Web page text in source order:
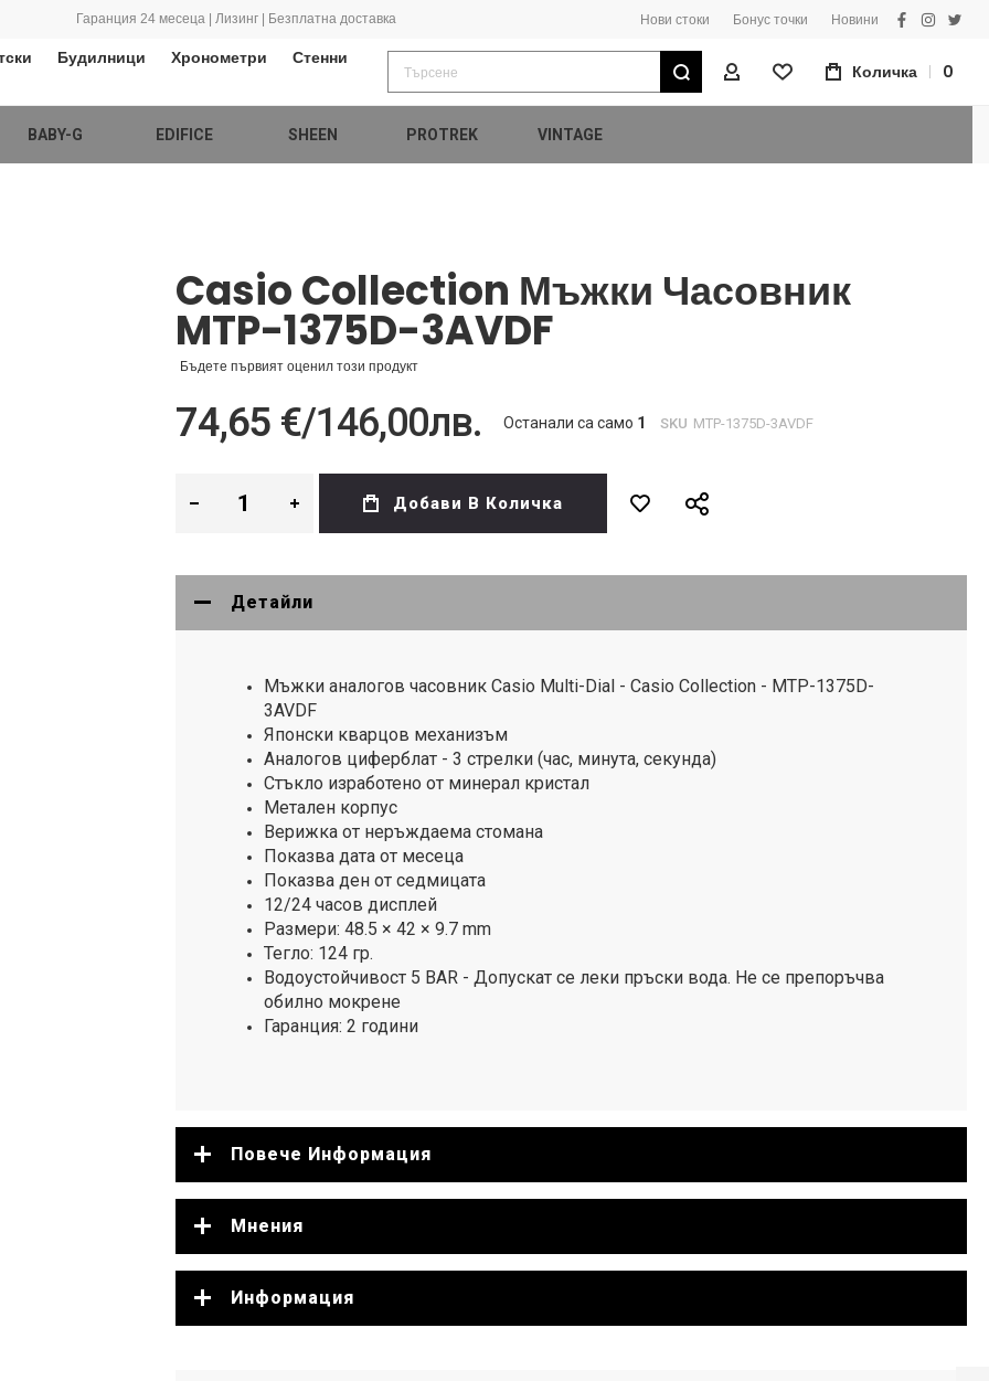
Гаранция 24 месеца | Лизинг | Безплатна доставка Нови стоки Бонус точки Новини
facebook
Будилници Хронометри
Стенни
Търсене
Моят ПрофилКоличка 0
BABY-G EDIFICE SHEEN PROTREK VINTAGE
Casio Collection Мъжки Часовник
MTP-1375D-3AVDF
Бъдете първият оценил този продукт
74,65 €/146,00лв. Останали са само 1 SKU MTP-1375D-3AVDF
Добави В Количка
Детайли
Мъжки аналогов часовник Casio Multi-Dial - Casio Collection - MTP-1375D-
3AVDF
Японски кварцов механизъм
Аналогов циферблат - 3 стрелки (час, минута, секунда)
Стъкло изработено от минерал кристал
Метален корпус
Верижка от неръждаема стомана
Показва дата от месеца
Показва ден от седмицата
12/24 часов дисплей
Размери: 48.5 × 42 × 9.7 mm
Тегло: 124 гр.
Водоустойчивост 5 BAR - Допускат се леки пръски вода. Не се препоръчва
обилно мокрене
Гаранция: 2 години
Повече Информация
Мнения
Информация